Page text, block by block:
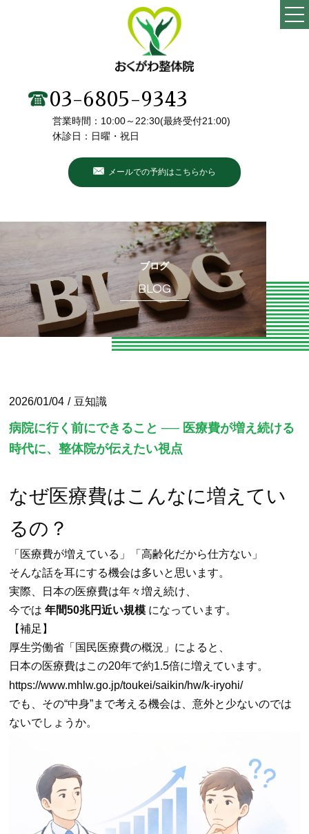
当院の特徴
施術メニュー・料金
院長・スタッフ紹介
初めての方へ
こんなお悩みありませんか？
ブログ
お知らせ
専門家向けセミナー
O脚専門
専門家やトレーナーの声
エクササイズ紹介
当院の整体とは
パーソナルトレーニング
03-6805-9343
営業時間：10:00～22:30(最終受付21:00)
休診日：日曜・祝日
メールでの予約はこちらから
ブログ
BLOG
2026/01/04 豆知識
病院に行く前にできること ── 医療費が増え続ける
時代に、整体院が伝えたい視点
なぜ医療費はこんなに増えてい
るの？
「医療費が増えている」「高齢化だから仕方ない」
そんな話を耳にする機会は多いと思います。
実際、日本の医療費は年々増え続け、
今では年間50兆円近い規模 になっています。
【補足】
厚生労働省「国民医療費の概況」によると、
日本の医療費はこの20年で約1.5倍に増えています。
https://www.mhlw.go.jp/toukei/saikin/hw/k-iryohi/
でも、その“中身”まで考える機会は、意外と少ないのでは
ないでしょうか。